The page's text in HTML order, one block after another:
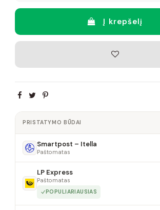
Į krepšelį
PRISTATYMO BŪDAI
Smartpost – Itella
Paštomatas
LP Express
Paštomatas
POPULIARIAUSIAS